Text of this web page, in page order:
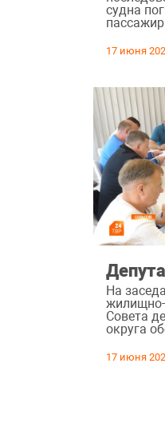
судна
17 июня
На
Совета
округа
17 июня